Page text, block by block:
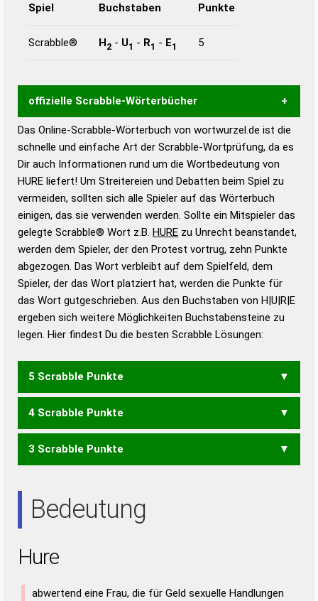
Spiel Buchstaben Punkte
Scrabble® H2 - U1 - R1 - E1 5
offizielle Scrabble-Wörterbücher
Wortwurzel liefert mit Hilfe eines semantischen
Wortanalyse-Algorithmus gute Anhaltspunkte zu
Wortbedeutung, Worttrennung und Wortform, um die
Gültigkeit eines Wortes für das Scrabble-Spiel zu
bestimmen!
zugelassene Turnier Scrabble-
Wörterbücher sind:
Duden – Standardwerk in 12 Bänden
Duden – Richtiges und gutes
Deutsch
Duden – Die deutsche Grammatik
Duden – Deutsches
Universalwörterbuch
Das Online-Scrabble-Wörterbuch von wortwurzel.de ist die
schnelle und einfache Art der Scrabble-Wortprüfung, da es
Dir auch Informationen rund um die Wortbedeutung von
HURE liefert! Um Streitereien und Debatten beim Spiel zu
vermeiden, sollten sich alle Spieler auf das Wörterbuch
einigen, das sie verwenden werden. Sollte ein Mitspieler das
gelegte Scrabble® Wort z.B. HURE zu Unrecht beanstandet,
werden dem Spieler, der den Protest vortrug, zehn Punkte
abgezogen. Das Wort verbleibt auf dem Spielfeld, dem
Spieler, der das Wort platziert hat, werden die Punkte für
das Wort gutgeschrieben. Aus den Buchstaben von H|U|R|E
ergeben sich weitere Möglichkeiten Buchstabensteine zu
legen. Hier findest Du die besten Scrabble Lösungen:
5 Scrabble Punkte
RUHE
4 Scrabble Punkte
EHR HER HEU REH RHE
3 Scrabble Punkte
Bedeutung
Hure
abwertend eine Frau, die für Geld sexuelle Handlungen